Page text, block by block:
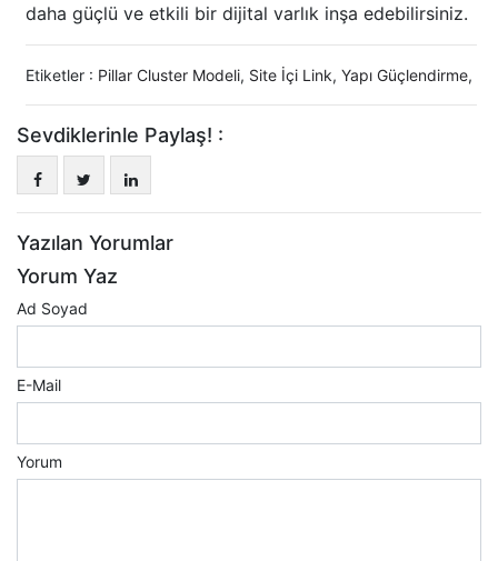
daha güçlü ve etkili bir dijital varlık inşa edebilirsiniz.
Etiketler : Pillar Cluster Modeli, Site İçi Link, Yapı Güçlendirme,
Sevdiklerinle Paylaş! :
Yazılan Yorumlar
Yorum Yaz
Ad Soyad
E-Mail
Yorum